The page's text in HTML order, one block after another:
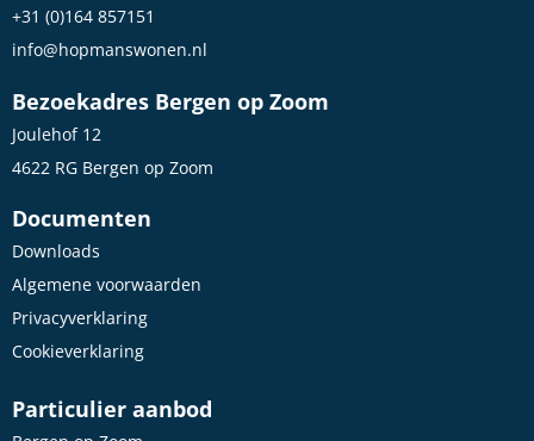
+31 (0)164 857151
info@hopmanswonen.nl
Bezoekadres Bergen op Zoom
Joulehof 12
4622 RG Bergen op Zoom
Documenten
Downloads
Algemene voorwaarden
Privacyverklaring
Cookieverklaring
Particulier aanbod